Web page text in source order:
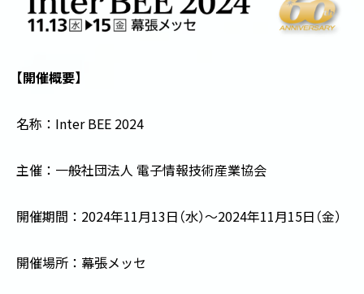
【開催概要】
名称： Inter BEE 2024
主催：一般社団法人 電子情報技術産業協会
開催期間： 2024年11月13日（水）～2024年11月15日（金）
開催場所：幕張メッセ